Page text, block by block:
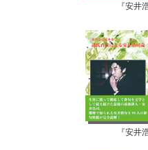
『安井
『安井